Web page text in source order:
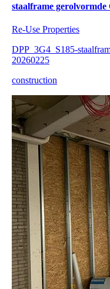
staalframe gerolvormde
Re-Use Properties
DPP_3G4_S185-
20260225
construction